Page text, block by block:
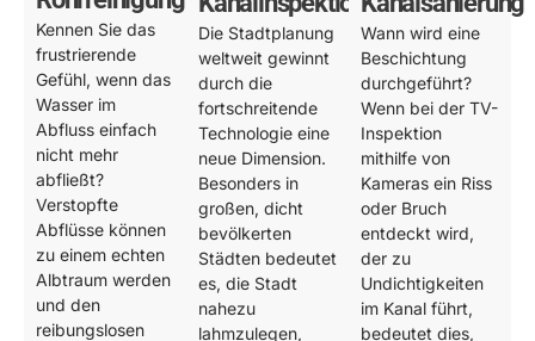
Kennen Sie das
frustrierende
Gefühl, wenn das
Wasser im
Abfluss einfach
nicht mehr
abfließt?
Verstopfte
Abflüsse können
zu einem echten
Albtraum werden
und den
reibungslosen
Die Stadtplanung
weltweit gewinnt
durch die
fortschreitende
Technologie eine
neue Dimension.
Besonders in
großen, dicht
bevölkerten
Städten bedeutet
es, die Stadt
nahezu
lahmzulegen,
Wann wird eine
Beschichtung
durchgeführt?
Wenn bei der TV-
Inspektion
mithilfe von
Kameras ein Riss
oder Bruch
entdeckt wird,
der zu
Undichtigkeiten
im Kanal führt,
bedeutet dies,